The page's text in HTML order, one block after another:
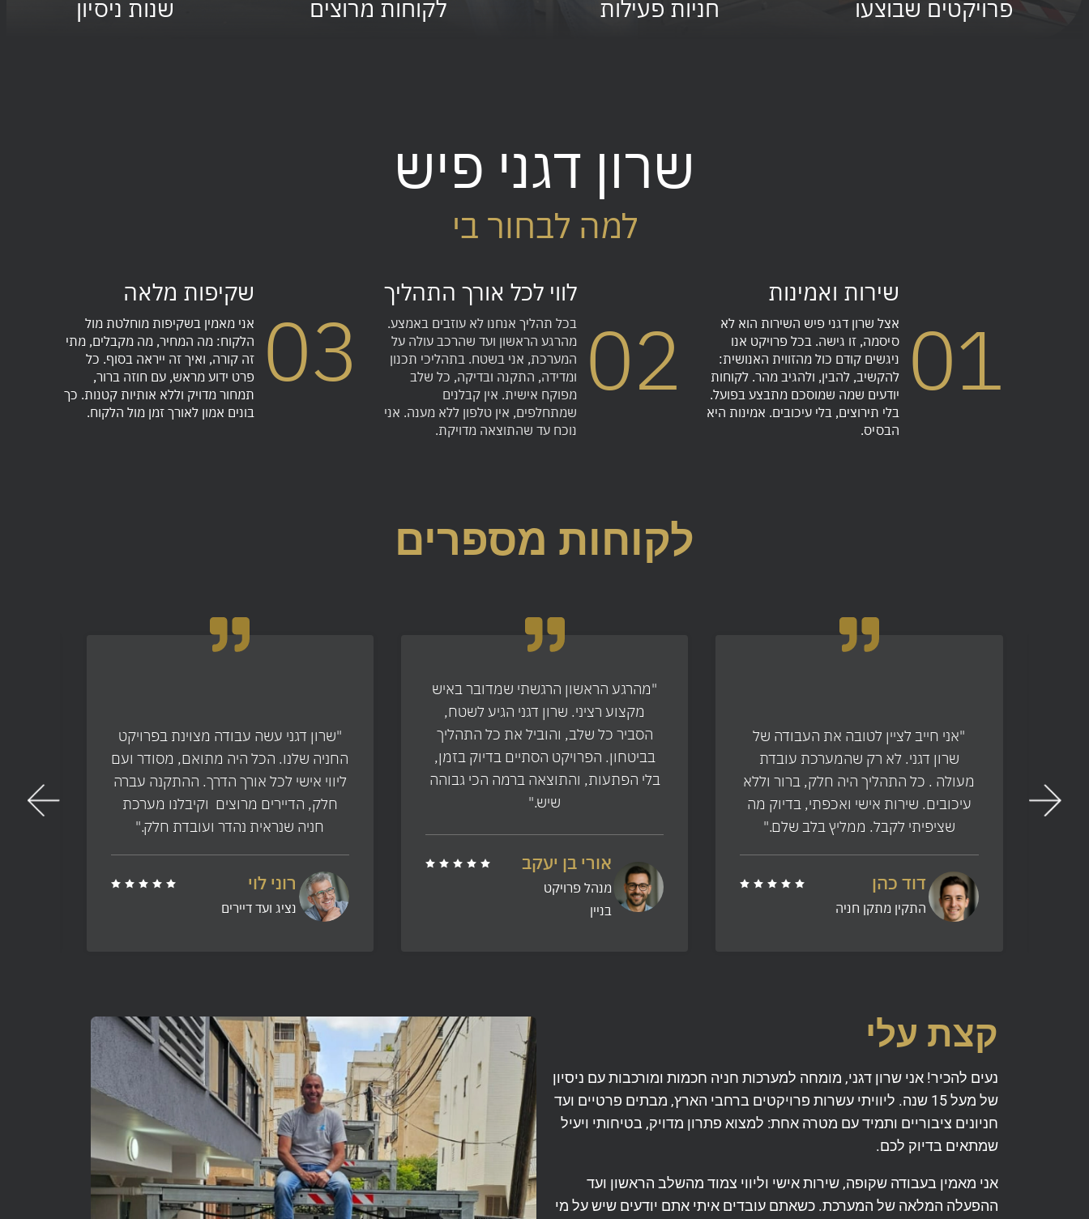
פרויקטים שבוצעו חניות פעילות לקוחות מרוצים שנות ניסיון
שרון דגני פיש
למה לבחור בי
01
שירות ואמינות
אצל שרון דגני פיש השירות הוא לא
סיסמה, זו גישה. בכל פרויקט אנו
ניגשים קודם כול מהזווית האנושית:
להקשיב, להבין, ולהגיב מהר. לקוחות
יודעים שמה שמוסכם מתבצע בפועל.
בלי תירוצים, בלי עיכובים. אמינות היא
הבסיס.
02
לווי לכל אורך התהליך
בכל תהליך אנחנו לא עוזבים באמצע.
מהרגע הראשון ועד שהרכב עולה על
המערכת, אני בשטח. בתהליכי תכנון
ומדידה, התקנה ובדיקה, כל שלב
מפוקח אישית. אין קבלנים
שמתחלפים, אין טלפון ללא מענה. אני
נוכח עד שהתוצאה מדויקת.
03
שקיפות מלאה
אני מאמין בשקיפות מוחלטת מול
הלקוח: מה המחיר, מה מקבלים, מתי
זה קורה, ואיך זה ייראה בסוף. כל
פרט ידוע מראש, עם חוזה ברור,
תמחור מדויק וללא אותיות קטנות. כך
בונים אמון לאורך זמן מול הלקוח.
לקוחות מספרים
דוד כהן
התקין מתקן חניה
"אני חייב לציין לטובה את העבודה של
שרון דגני. לא רק שהמערכת עובדת
מעולה . כל התהליך היה חלק, ברור וללא
עיכובים. שירות אישי ואכפתי, בדיוק מה
שציפיתי לקבל. ממליץ בלב שלם."
אורי בן יעקב
מנהל פרויקט
בניין
"מהרגע הראשון הרגשתי שמדובר באיש
מקצוע רציני. שרון דגני הגיע לשטח,
הסביר כל שלב, והוביל את כל התהליך
בביטחון. הפרויקט הסתיים בדיוק בזמן,
בלי הפתעות, והתוצאה ברמה הכי גבוהה
שיש."
רוני לוי
נציג ועד דיירים
"שרון דגני עשה עבודה מצוינת בפרויקט
החניה שלנו. הכל היה מתואם, מסודר ועם
ליווי אישי לכל אורך הדרך. ההתקנה עברה
חלק, הדיירים מרוצים וקיבלנו מערכת
חניה שנראית נהדר ועובדת חלק."
קצת עלי
נעים להכיר! אני שרון דגני, מומחה למערכות חניה חכמות ומורכבות עם ניסיון
של מעל 15 שנה. ליוויתי עשרות פרויקטים ברחבי הארץ, מבתים פרטיים ועד
חניונים ציבוריים ותמיד עם מטרה אחת: למצוא פתרון מדויק, בטיחותי ויעיל
שמתאים בדיוק לכם.
אני מאמין בעבודה שקופה, שירות אישי וליווי צמוד מהשלב הראשון ועד
ההפעלה המלאה של המערכת. כשאתם עובדים איתי אתם יודעים שיש על מי